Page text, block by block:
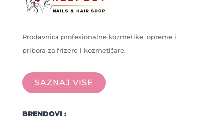
Prodavnica profesionalne kozmetike, opreme i
pribora za frizere i kozmetičare.
SAZNAJ VIŠE
BRENDOVI :